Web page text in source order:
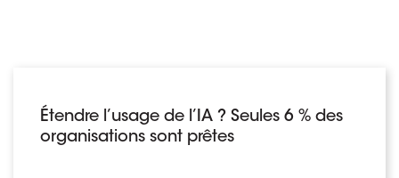
Étendre l’usage de l’IA ? Seules 6 % des
organisations sont prêtes